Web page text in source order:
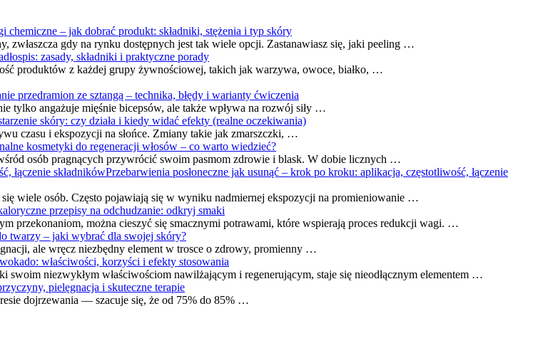
chemiczne – jak dobrać produkt: składniki, stężenia i typ skóry
gdy na rynku dostępnych jest tak wiele opcji. Zastanawiasz się, jaki peeling …
zasady, składniki i praktyczne porady
produktów z każdej grupy żywnościowej, takich jak warzywa, owoce, białko, …
przedramion ze sztangą – technika, błędy i warianty ćwiczenia
tylko angażuje mięśnie bicepsów, ale także wpływa na rozwój siły …
skóry: czy działa i kiedy widać efekty (realne oczekiwania)
czasu i ekspozycji na słońce. Zmiany takie jak zmarszczki, …
kosmetyki do regeneracji włosów – co warto wiedzieć?
osób pragnących przywrócić swoim pasmom zdrowie i blask. W dobie licznych …
Przebarwienia posłoneczne jak usunąć – krok po kroku: aplikacja, częstotliwość, łączenie
wiele osób. Często pojawiają się w wyniku nadmiernej ekspozycji na promieniowanie …
przepisy na odchudzanie: odkryj smaki
przekonaniom, można cieszyć się smacznymi potrawami, które wspierają proces redukcji wagi. …
twarzy – jaki wybrać dla swojej skóry?
ale wręcz niezbędny element w trosce o zdrowy, promienny …
właściwości, korzyści i efekty stosowania
niezwykłym właściwościom nawilżającym i regenerującym, staje się nieodłącznym elementem …
pielęgnacja i skuteczne terapie
dojrzewania — szacuje się, że od 75% do 85% …